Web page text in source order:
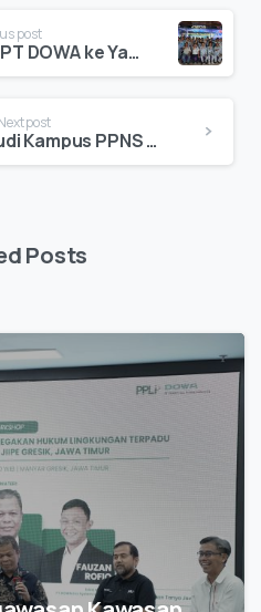
post
Kunjungan Kerja PT DOWA ke Yamaha Musik Indonesia di Pasuruan: Meningkatkan Efisiensi dengan Metode 5S
post
Kunjungan Studi Kampus PPNS ke PT DESI: Menggali Inovasi Pengelolaan Limbah pada 8 Mei 2025
Posts
0